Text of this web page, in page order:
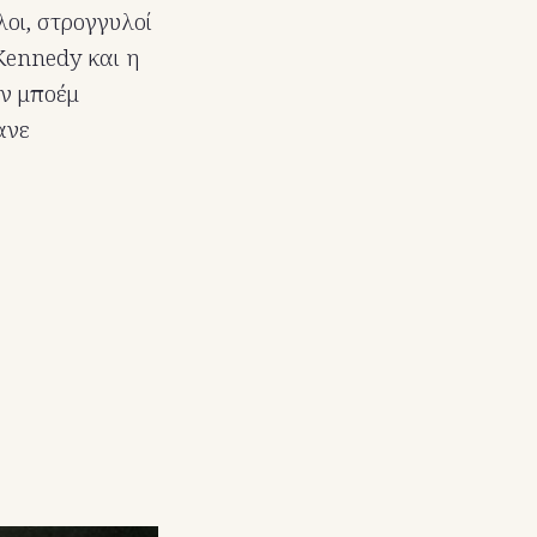
στρογγυλοί
και η
μποέμ